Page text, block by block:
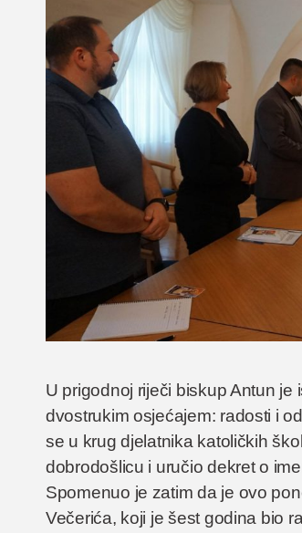
U prigodnoj riječi biskup Antun
dvostrukim osjećajem: radosti i
se u krug djelatnika katoličkih
dobrodošlicu i uručio dekret o
Spomenuo je zatim da je ovo
Večerića, koji je šest godina bio